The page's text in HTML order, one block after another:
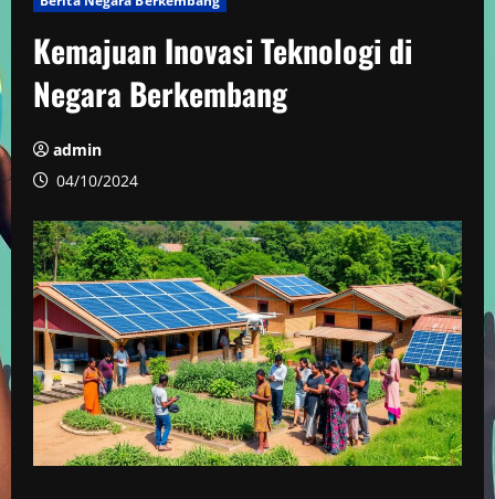
Kemajuan Inovasi Teknologi di
Negara Berkembang
admin
04/10/2024